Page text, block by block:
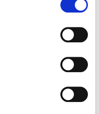
ins Büro ist eine
bei Betriebsrenten
Problem mit der